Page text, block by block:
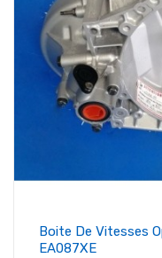
Boite De Vitesses
EA087XE